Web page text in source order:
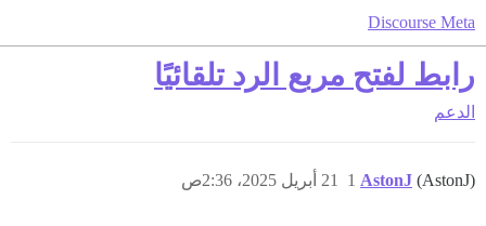
Discourse Meta
رابط لفتح مربع الرد تلقائيًا
الدعم
AstonJ (AstonJ) 21 أبريل 2025، 2:36ص 1